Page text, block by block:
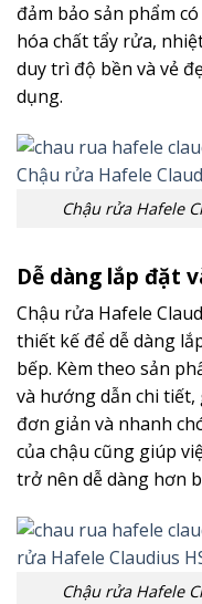
đảm bảo sản phẩm
hóa chất tẩy rửa,
duy trì độ bền và vẻ
dụng.
Chậu rửa Hafele
Dễ dàng lắp đặt
Chậu rửa Hafele
thiết kế để dễ dàng
bếp. Kèm theo sản
và hướng dẫn chi
đơn giản và nhanh
của chậu cũng giúp
trở nên dễ dàng hơn
Chậu rửa Hafele